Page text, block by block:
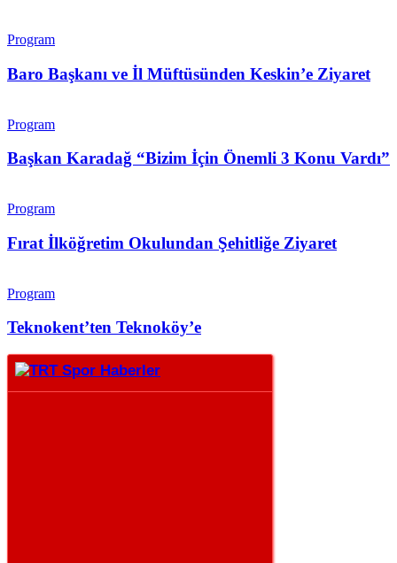
Program
Baro Başkanı ve İl Müftüsünden Keskin’e Ziyaret
Program
Başkan Karadağ “Bizim İçin Önemli 3 Konu Vardı”
Program
Fırat İlköğretim Okulundan Şehitliğe Ziyaret
Program
Teknokent’ten Teknoköy’e